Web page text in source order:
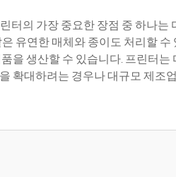
린터의 가장 중요한 장점 중 하나
유연한 매체와 종이도 처리할
을 생산할 수 있습니다. 프린터
확대하려는 경우나 대규모 제조